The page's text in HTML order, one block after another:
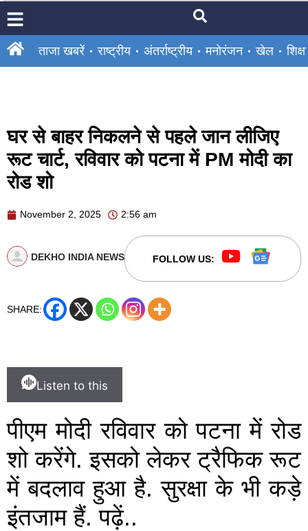
ताजा खबरें राष्ट्रीय अंतर्राष्ट्रीय मनोरंजन खेल शिक्षा
घर से बाहर निकलने से पहले जान लीजिए
रूट चार्ट, रविवार को पटना में PM मोदी का
रोड शो
November 2, 2025 2:56 am
DEKHO INDIA NEWS FOLLOW US:
SHARE:
Listen to this
पीएम मोदी रविवार को पटना में रोड
शो करेंगे. इसको लेकर ट्रैफिक रूट
में बदलाव हुआ है. सुरक्षा के भी कड़े
इंतजाम हैं. पढ़ें..